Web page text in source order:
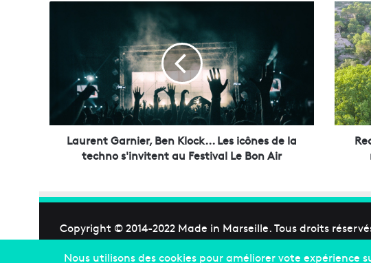
a
r
e
Laurent Garnier, Ben Klock... Les icônes de la
techno s'invitent au Festival Le Bon Air
R
e
c
o
n
s
t
i
t
n
h
i
s
Copyright © 2014-2022 Made in Marseille. Tous droits